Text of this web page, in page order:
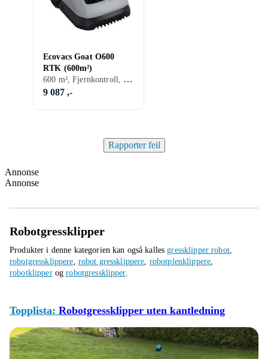
Ecovacs Goat O600
RTK (600m²)
600 m², Fjernkontroll, GPS-assistert navigasjon
9 087 ,-
Rapporter feil
Annonse
Annonse
Robotgressklipper
Produkter i denne kategorien kan også kallesgressklipper robot,
robotgressklippere, robot gressklippere, robotplenklippere,
robotklipperogrobotgressklipper.
Topplista: Robotgressklipper uten kantledning